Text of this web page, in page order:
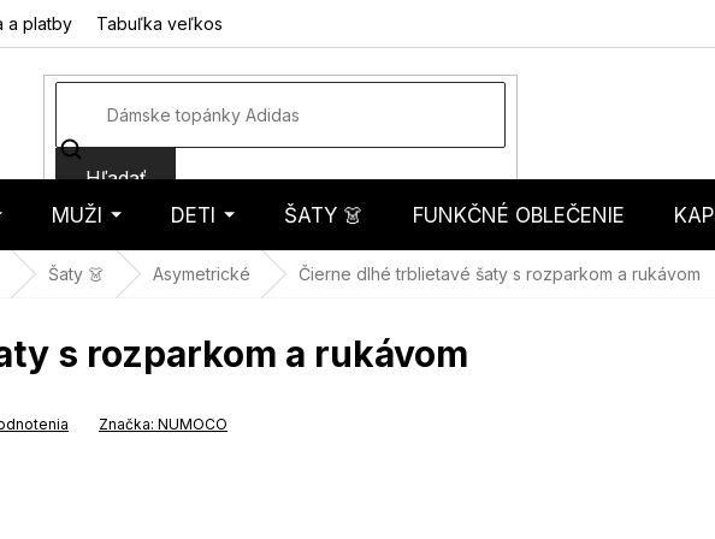
a platby Tabuľka veľkostí
Hľadať
MUŽI DETI ŠATY 👗 FUNKČNÉ OBLEČENIE
Šaty 👗 Asymetrické Čierne dlhé trblietavé šaty s rozparkom a rukávom
s rozparkom a rukávom
Značka: NUMOCO